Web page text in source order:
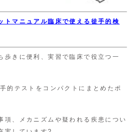
トマニュアル臨床で使える徒手的検
歩きに便利、実習で臨床で役立つ一
的テストをコンパクトにまとめたポ
項、メカニズムや疑われる疾患につい